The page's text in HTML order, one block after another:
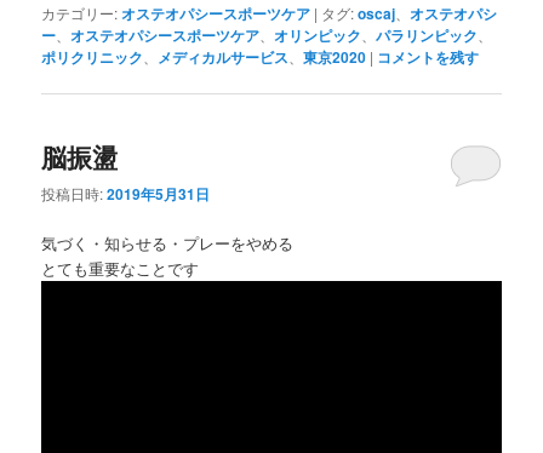
カテゴリー:オステオパシースポーツケア | タグ:oscaj 、オステオパシ
ー 、オステオパシースポーツケア 、オリンピック 、パラリンピック
ポリクリニック メディカルサービス 、東京2020 | コメントを残す
脳振盪
投稿日時:2019年5月31日
気づく・知らせる・プレーをやめる
とても重要なことです